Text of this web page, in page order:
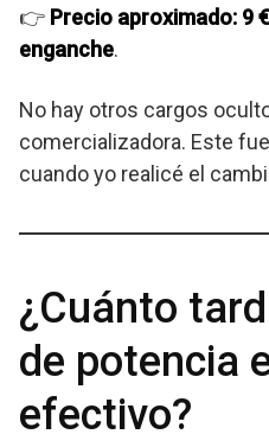
👉 Precio aproximado: 9
enganche.
No hay otros cargos
comercializadora. Este
cuando yo realicé el
¿Cuánto
de potencia
efectivo?